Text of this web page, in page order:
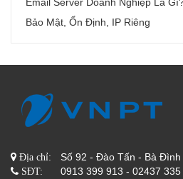
Email Server Doanh Nghiệp Là
Bảo Mật, Ổn Định, IP Riêng
Địa chỉ: Số 92 - Đào Tấn - Bà Đình
SĐT: 0913 399 913 - 02437 335